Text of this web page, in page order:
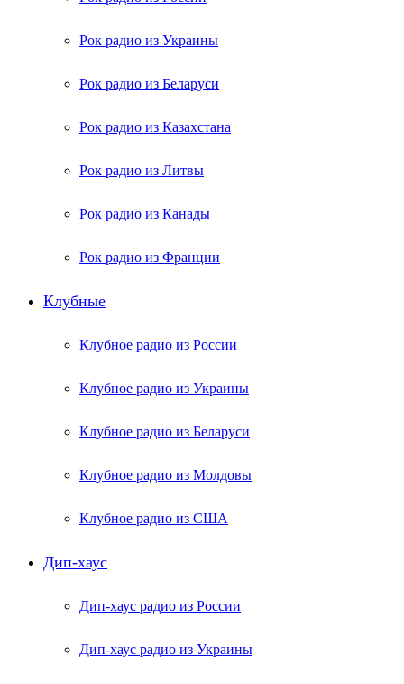
Рок радио из Украины
Рок радио из Беларуси
Рок радио из Казахстана
Рок радио из Литвы
Рок радио из Канады
Рок радио из Франции
Клубные
Клубное радио из России
Клубное радио из Украины
Клубное радио из Беларуси
Клубное радио из Молдовы
Клубное радио из США
Дип-хаус
Дип-хаус радио из России
Дип-хаус радио из Украины